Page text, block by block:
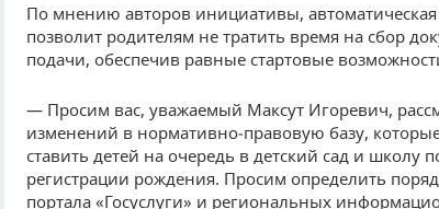
По мнению авторов инициативы, автоматическая
позволит родителям не тратить время на сбор
подачи, обеспечив равные стартовые
— Просим вас, уважаемый Максут Игоревич,
изменений в нормативно‑правовую базу,
ставить детей на очередь в детский сад и школу
регистрации рождения. Просим определить
портала «Госуслуги» и региональных